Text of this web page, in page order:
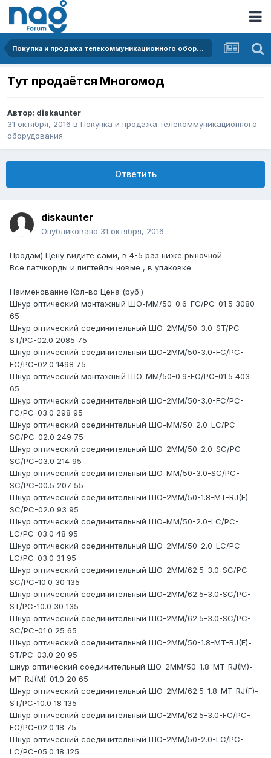
Покупка и продажа телекоммуникационного оборудования
Тут продаётся Многомод
Автор: diskaunter
31 октября, 2016 в Покупка и продажа телекоммуникационного
оборудования
Ответить
diskaunter
Опубликовано 31 октября, 2016
Продам) Цену видите сами, в 4-5 раз ниже рыночной.
Все патчкорды и пигтейлы новые , в упаковке.
Наименование Кол-во Цена (руб.)
Шнур оптический монтажный ШО-MM/50-0.6-FC/PC-01.5 3080
65
Шнур оптический соединительный ШО-2MM/50-3.0-ST/PC-
ST/PC-02.0 2085 75
Шнур оптический соединительный ШО-2MM/50-3.0-FC/PC-
FC/PC-02.0 1498 75
Шнур оптический монтажный ШО-MM/50-0.9-FC/PC-01.5 403
65
Шнур оптический соединительный ШО-2MM/50-3.0-FC/PC-
FC/PC-03.0 298 95
Шнур оптический соединительный ШО-MM/50-2.0-LC/PC-
SC/PC-02.0 249 75
Шнур оптический соединительный ШО-2MM/50-2.0-SC/PC-
SC/PC-03.0 214 95
Шнур оптический соединительный ШО-MM/50-3.0-SC/PC-
SC/PC-00.5 207 55
Шнур оптический соединительный ШО-2MM/50-1.8-MT-RJ(F)-
SC/PC-02.0 93 95
Шнур оптический соединительный ШО-MM/50-2.0-LC/PC-
LC/PC-03.0 48 95
Шнур оптический соединительный ШО-2MM/50-2.0-LC/PC-
LC/PC-03.0 31 95
Шнур оптический соединительный ШО-2MM/62.5-3.0-SC/PC-
SC/PC-10.0 30 135
Шнур оптический соединительный ШО-2MM/62.5-3.0-SC/PC-
ST/PC-10.0 30 135
Шнур оптический соединительный ШО-2MM/62.5-3.0-SC/PC-
SC/PC-01.0 25 65
Шнур оптический соединительный ШО-2MM/50-1.8-MT-RJ(F)-
ST/PC-03.0 20 95
шнур оптический соединительный ШО-2MM/50-1.8-MT-RJ(M)-
MT-RJ(M)-01.0 20 65
Шнур оптический соединительный ШО-2MM/62.5-1.8-MT-RJ(F)-
ST/PC-10.0 18 135
Шнур оптический соединительный ШО-2MM/62.5-3.0-FC/PC-
FC/PC-02.0 18 75
Шнур оптический соединительный ШО-2MM/50-2.0-LC/PC-
LC/PC-05.0 18 125